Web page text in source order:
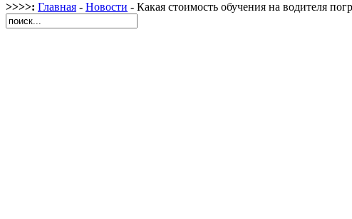
>>>>: Главная - Новости - Какая стоимость обучения на водителя